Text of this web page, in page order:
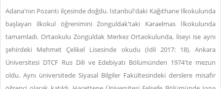
Adana'nın Pozantı ilçesinde doğdu. İstanbul'daki Kağıthane İlkokulunda
başlayan ilkokul öğrenimini Zonguldak'taki Karaelmas İlkokulunda
tamamladı. Ortaokulu Zonguldak Merkez Ortaokulunda, liseyi ise aynı
şehirdeki Mehmet Çelikel Lisesinde okudu (İdil 2017: 18). Ankara
Üniversitesi DTCF Rus Dili ve Edebiyatı Bölümünden 1974'te mezun
oldu. Aynı üniversitede Siyasal Bilgiler Fakültesindeki derslere misafir